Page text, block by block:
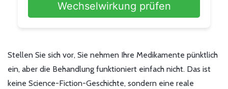
Wechselwirkung prüfen
Stellen Sie sich vor, Sie nehmen Ihre Medikamente pünktlich
ein, aber die Behandlung funktioniert einfach nicht. Das ist
keine Science-Fiction-Geschichte, sondern eine reale